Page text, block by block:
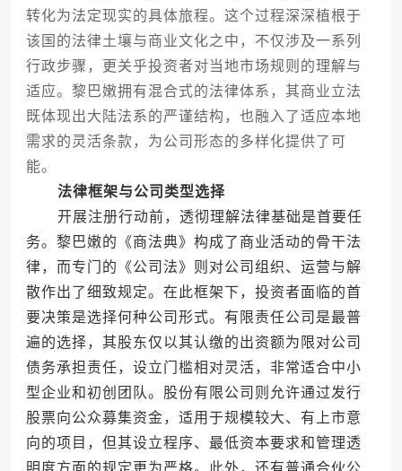
转化为法定现实的具体旅程。这个过程深深植根于
该国的法律土壤与商业文化之中，不仅涉及一系列
行政步骤，更关乎投资者对当地市场规则的理解与
适应。黎巴嫩拥有混合式的法律体系，其商业立法
既体现出大陆法系的严谨结构，也融入了适应本地
需求的灵活条款，为公司形态的多样化提供了可
能。
法律框架与公司类型选择
开展注册行动前，透彻理解法律基础是首要任
务。黎巴嫩的《商法典》构成了商业活动的骨干法
律，而专门的《公司法》则对公司组织、运营与解
散作出了细致规定。在此框架下，投资者面临的首
要决策是选择何种公司形式。有限责任公司是最普
遍的选择，其股东仅以其认缴的出资额为限对公司
债务承担责任，设立门槛相对灵活，非常适合中小
型企业和初创团队。股份有限公司则允许通过发行
股票向公众募集资金，适用于规模较大、有上市意
向的项目，但其设立程序、最低资本要求和管理透
明度方面的规定更为严格。此外，还有普通合伙公